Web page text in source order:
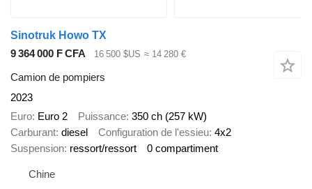
Sinotruk Howo TX
9 364 000 F CFA
16 500 $US ≈ 14 280 €
Camion de pompiers
2023
Euro Euro 2 Puissance 350 ch (257 kW)
Carburant diesel Configuration de l'essieu 4x2
Suspension ressort/ressort 0 compartiment
Chine